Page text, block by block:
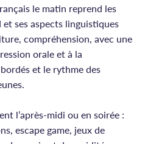
le matin reprend les
ses aspects linguistiques
compréhension, avec une
orale et à la
et le rythme des
l’après-midi ou en soirée :
escape game, jeux de